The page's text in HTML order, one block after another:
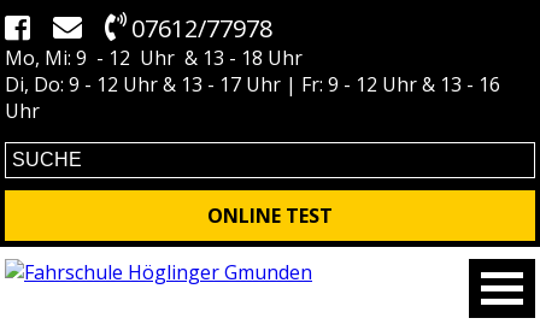
07612/77978
Mo, Mi: 9 - 12 Uhr & 13 - 18 Uhr
Di, Do: 9 - 12 Uhr & 13 - 17 Uhr | Fr: 9 - 12 Uhr & 13 - 16
Uhr
ONLINE TEST